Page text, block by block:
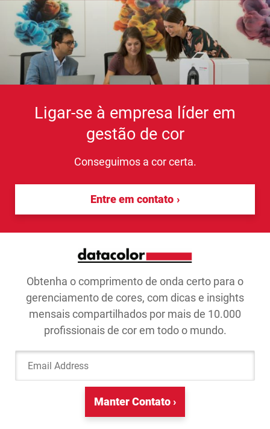
Ligar-se à empresa líder em
gestão de cor
Conseguimos a cor certa.
Entre em contato
Obtenha o comprimento de onda certo para o
gerenciamento de cores, com dicas e insights
mensais compartilhados por mais de 10.000
profissionais de cor em todo o mundo.
Email Address
Manter Contato ›